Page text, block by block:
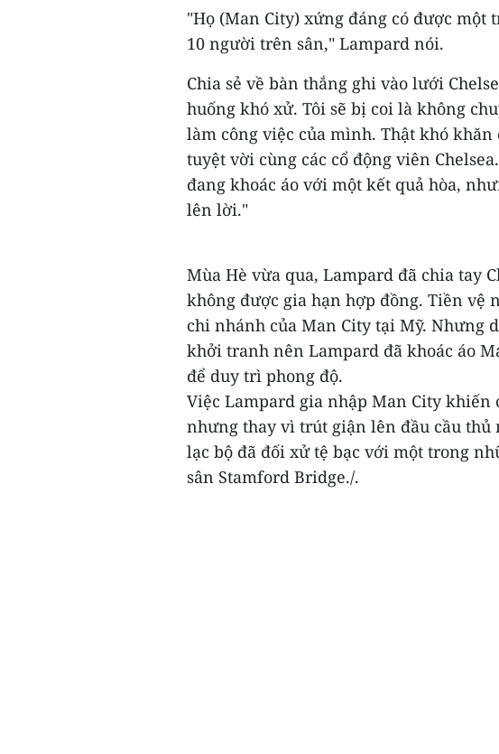
"Họ (Man City) xứng đáng có được
10 người trên sân," Lampard nói.
Chia sẻ về bàn thắng ghi vào lưới
huống khó xử. Tôi sẽ bị coi là không
làm công việc của mình. Thật khó
tuyệt vời cùng các cổ động viên
đang khoác áo với một kết quả hòa,
lên lời."
Mùa Hè vừa qua, Lampard đã chia tay
không được gia hạn hợp đồng. Tiền vệ
chi nhánh của Man City tại Mỹ. Nhưng
khởi tranh nên Lampard đã khoác áo
để duy trì phong độ.
Việc Lampard gia nhập Man City khiến
nhưng thay vì trút giận lên đầu cầu thủ
lạc bộ đã đối xử tệ bạc với một trong
sân Stamford Bridge./.